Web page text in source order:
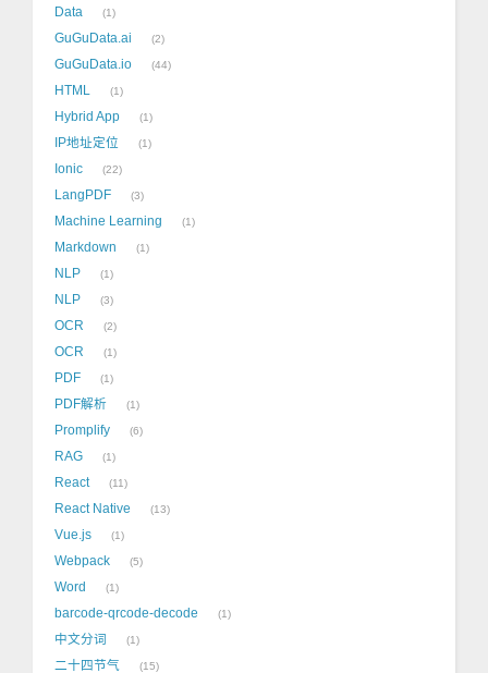
Data 1
GuGuData.ai 2
GuGuData.io 44
HTML 1
Hybrid App 1
IP地址定位 1
Ionic 22
LangPDF 3
Machine Learning 1
Markdown 1
NLP 1
NLP 3
OCR 2
OCR 1
PDF 1
PDF解析 1
Promplify 6
RAG 1
React 11
React Native 13
Vue.js 1
Webpack 5
Word 1
barcode-qrcode-decode 1
中文分词 1
二十四节气 15